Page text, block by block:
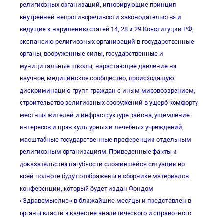
религиозных организаций, игнорирующие принцип
внутренней непротиворечивости законодательства и
ведущие к нарушению статей 14, 28 и 29 Конституции РФ,
экспансию религиозных организаций в государственные
органы, вооруженные силы, государственные и
муниципальные школы, нарастающее давление на
научное, медицинское сообщество, происходящую
дискриминацию групп граждан с иным мировоззрением,
строительство религиозных сооружений в ущерб комфорту
местных жителей и инфраструктуре района, ущемление
интересов и прав культурных и лечебных учреждений,
масштабные государственные преференции отдельным
религиозным организациям. Приведенные факты и
доказательства пагубности сложившейся ситуации во
всей полноте будут отображены в сборнике материалов
конференции, который будет издан Фондом
«Здравомыслие» в ближайшие месяцы и представлен в
органы власти в качестве аналитического и справочного